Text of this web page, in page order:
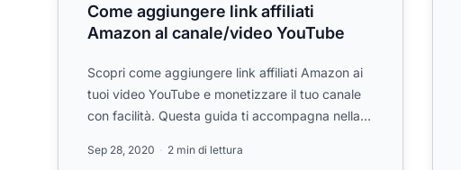
Come aggiungere link affiliati
Amazon al canale/video YouTube
Scopri come aggiungere link affiliati Amazon ai
tuoi video YouTube e monetizzare il tuo canale
con facilità. Questa guida ti accompagna nella
Sep 28, 2020 2 min di lettura